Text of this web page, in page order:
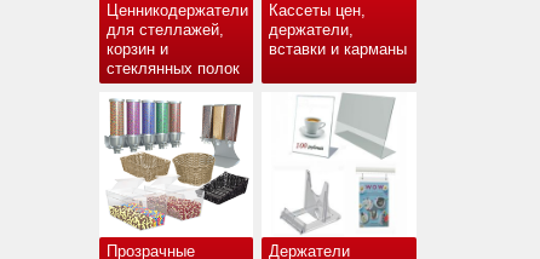
Ценникодержатели
для стеллажей,
корзин и
стеклянных полок
Кассеты цен,
держатели,
вставки и карманы
Прозрачные Держатели